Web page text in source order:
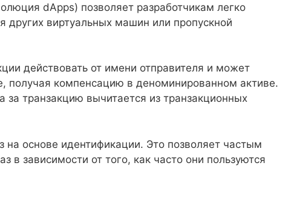
dApps) позволяет разработчикам легко
других виртуальных машин или пропускной
действовать от имени отправителя и может
получая компенсацию в деноминированном активе.
за транзакцию вычитается из транзакционных
на основе идентификации. Это позволяет частым
в зависимости от того, как часто они пользуются